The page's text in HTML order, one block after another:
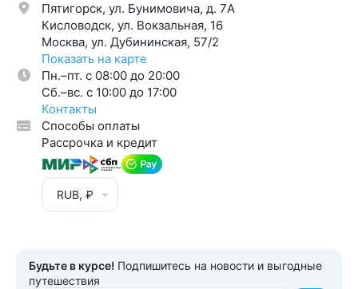
Пятигорск, ул. Бунимовича, д. 7A
Кисловодск, ул. Вокзальная, 16
Москва, ул. Дубининская, 57/2
Показать на карте
Пн.–пт. с 08:00 до 20:00
Cб.–вс. с 10:00 до 17:00
Контакты
Способы оплаты
Рассрочка и кредит
RUB, ₽
Будьте в курсе! Подпишитесь на новости и выгодные
путешествия